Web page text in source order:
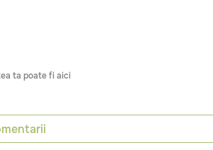
ta poate fi aici